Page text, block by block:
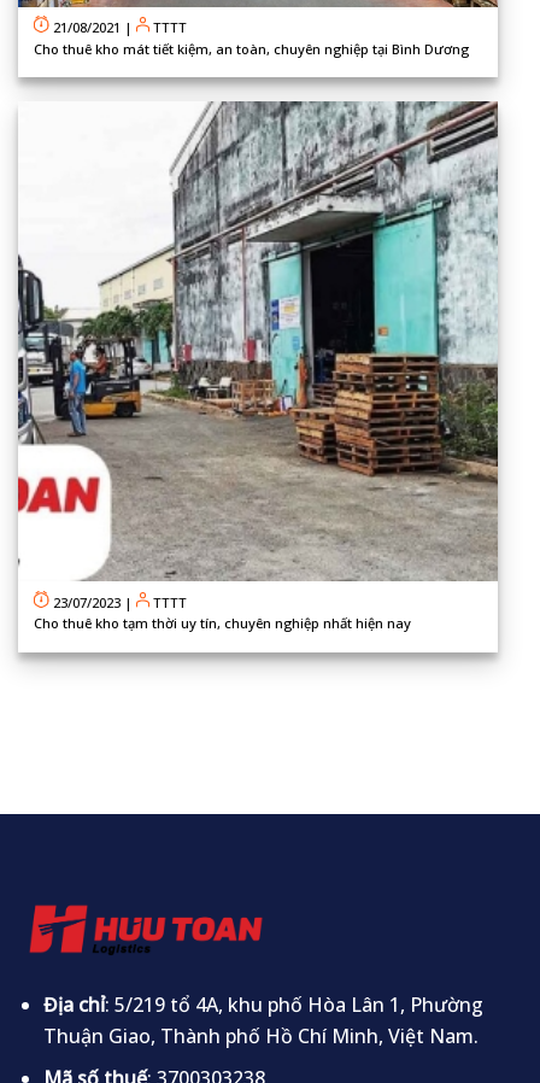
21/08/2021 |
TTTT
Cho thuê kho mát tiết kiệm, an toàn, chuyên nghiệp tại Bình Dương
23/07/2023 |
TTTT
Cho thuê kho tạm thời uy tín, chuyên nghiệp nhất hiện nay
Địa chỉ: 5/219 tổ 4A, khu phố Hòa Lân 1, Phường
Thuận Giao, Thành phố Hồ Chí Minh, Việt Nam.